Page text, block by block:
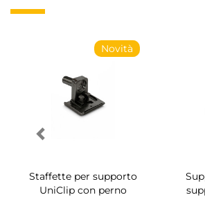
Novità
Staffette per supporto
UniClip con perno